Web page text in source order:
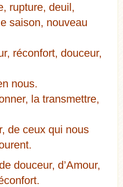
rupture, deuil,
saison, nouveau
réconfort, douceur,
nous.
la transmettre,
de ceux qui nous
douceur, d’Amour,